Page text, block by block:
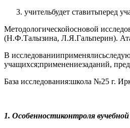
учительбудет ставитьперед
Методологическойосновой
(Н.Ф.Талызина, Л.Я.Гальперин).
В
учащихся;применениезаданий,
База исследования:школа №25 г.
1. Особенностиконтроля